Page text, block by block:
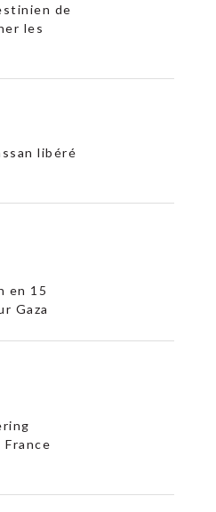
de
les
libéré
en 15
Gaza